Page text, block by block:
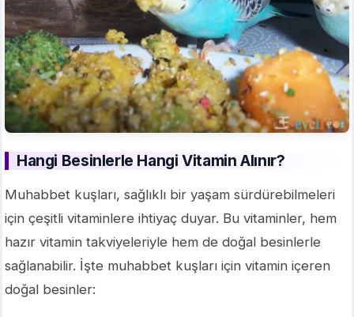
Hangi Besinlerle Hangi Vitamin Alınır?
Muhabbet kuşları, sağlıklı bir yaşam sürdürebilmeleri
için çeşitli vitaminlere ihtiyaç duyar. Bu vitaminler, hem
hazır vitamin takviyeleriyle hem de doğal besinlerle
sağlanabilir. İşte muhabbet kuşları için vitamin içeren
doğal besinler: